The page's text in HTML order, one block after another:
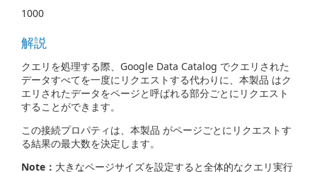
1000
解説
クエリを処理する際、Google Data Catalog でクエリされた
データすべてを一度にリクエストする代わりに、本製品 はク
エリされたデータをページと呼ばれる部分ごとにリクエスト
することができます。
この接続プロパティは、本製品 がページごとにリクエストす
る結果の最大数を決定します。
Note： 大きなページサイズを設定すると全体的なクエリ実行